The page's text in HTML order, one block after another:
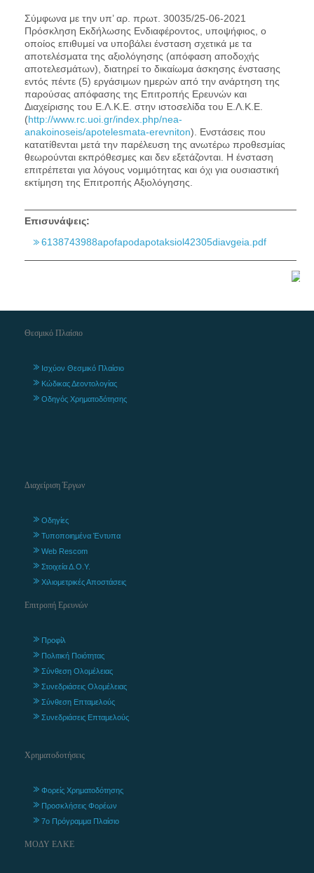
Σύμφωνα με την υπ’ αρ. πρωτ. 30035/25-06-2021
Πρόσκληση Εκδήλωσης Ενδιαφέροντος, υποψήφιος, ο
οποίος επιθυμεί να υποβάλει ένσταση σχετικά με τα
αποτελέσματα της αξιολόγησης (απόφαση αποδοχής
αποτελεσμάτων), διατηρεί το δικαίωμα άσκησης ένστασης
εντός πέντε (5) εργάσιμων ημερών από την ανάρτηση της
παρούσας απόφασης της Επιτροπής Ερευνών και
Διαχείρισης του Ε.Λ.Κ.Ε. στην ιστοσελίδα του Ε.Λ.Κ.Ε.
(http://www.rc.uoi.gr/index.php/nea-
anakoinoseis/apotelesmata-erevniton). Ενστάσεις που
κατατίθενται μετά την παρέλευση της ανωτέρω προθεσμίας
θεωρούνται εκπρόθεσμες και δεν εξετάζονται. Η ένσταση
επιτρέπεται για λόγους νομιμότητας και όχι για ουσιαστική
εκτίμηση της Επιτροπής Αξιολόγησης.
Επισυνάψεις:
6138743988apofapodapotaksiol42305diavgeia.pdf
Θεσμικό Πλαίσιο
Ισχύον Θεσμικό Πλαίσιο
Κώδικας Δεοντολογίας
Οδηγός Χρηματοδότησης
Διαχείριση Έργων
Οδηγίες
Τυποποιημένα Έντυπα
Web Rescom
Στοιχεία Δ.Ο.Υ.
Χιλιομετρικές Αποστάσεις
Επιτροπή Ερευνών
Προφίλ
Πολιτική Ποιότητας
Σύνθεση Ολομέλειας
Συνεδριάσεις Ολομέλειας
Σύνθεση Επταμελούς
Συνεδριάσεις Επταμελούς
Χρηματοδοτήσεις
Φορείς Χρηματοδότησης
Προσκλήσεις Φορέων
7ο Πρόγραμμα Πλαίσιο
ΜΟΔΥ ΕΛΚΕ